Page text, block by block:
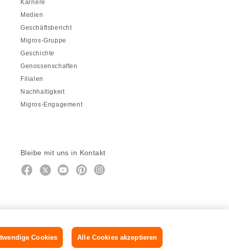
Karriere
Medien
Geschäftsbericht
Migros-Gruppe
Geschichte
Genossenschaften
Filialen
Nachhaltigkeit
Migros-Engagement
Bleibe mit uns in Kontakt
Facebook
https://twitter.com/migros
https://www.youtube.com/user/
PinterestInstagram
DE FR IT
Cookies Alle Cookies akzeptieren